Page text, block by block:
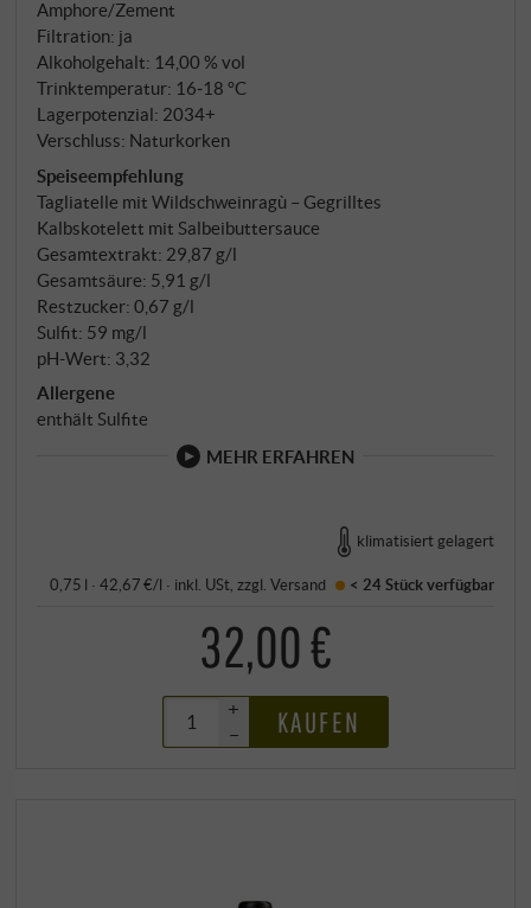
kein Lückenbüßer, sondern eine eigenständige
Stimme. 1,5 Hektar auf 400 Metern, südöstlich
exponiert, mittelschwerer skelettreicher Boden,
6.600 Pflanzen pro Hektar. Die Reben sind sieben
Jahre alt – jung, aber bereits präzise in der Aromatik.
13 Tage Maischekontakt in Stahl, Délestage zur
Halbzeit. Dann 12 Monate Reife, aufgeteilt zwischen
Holzbottichen und Cocciopesto-Amphoren,
anschließend Zement. Sechs Monate Flasche.
12.000 Flaschen – für Giodo-Verhältnisse eine
großzügige Menge, für den Markt eine
willkommene.
Amphore/Zement
Filtration: ja
Alkoholgehalt: 14,00 % vol
Trinktemperatur: 16‑18 °C
Lagerpotenzial: 2034+
Verschluss: Naturkorken
Speiseempfehlung
Tagliatelle mit Wildschweinragù – Gegrilltes
Kalbskotelett mit Salbeibuttersauce
Gesamtextrakt: 29,87 g/l
Gesamtsäure: 5,91 g/l
Restzucker: 0,67 g/l
Sulfit: 59 mg/l
pH-Wert: 3,32
Allergene
enthält Sulfite
MEHR ERFAHREN
klimatisiert gelagert
0,75 l · 42,67 €/l · inkl. USt , zzgl.Versand < 24 Stückverfügbar
32,00 €
+
–
KAUFEN